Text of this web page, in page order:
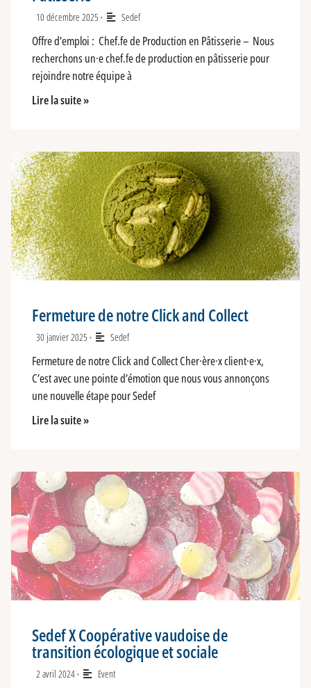
10 décembre 2025 • Sedef
Offre d’emploi : Chef.fe de Production en Pâtisserie – Nous
recherchons un·e chef.fe de production en pâtisserie pour
rejoindre notre équipe à
Lire la suite »
Fermeture de notre Click and Collect
30 janvier 2025 • Sedef
Fermeture de notre Click and Collect Cher·ère·x client·e·x,
C’est avec une pointe d’émotion que nous vous annonçons
une nouvelle étape pour Sedef
Lire la suite »
Sedef X Coopérative vaudoise de
transition écologique et sociale
2 avril 2024• Event